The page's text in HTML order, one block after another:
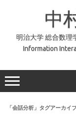
中
明治大学 総合数理
Information
「会話分析 」タグアーカイ